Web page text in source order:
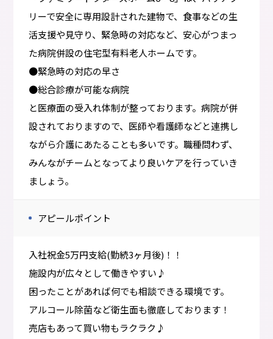
リーで安全に専用設計された建物で、食事などの生
活支援や見守り、緊急時の対応など、安心がつまっ
た病院併設の住宅型有料老人ホームです。
●緊急時の対応の早さ
●総合診療が可能な病院
と医療面の受入れ体制が整っております。病院が併
設されておりますので、医師や看護師などと連携し
ながら介護にあたることも多いです。職種問わず、
みんながチームとなってより良いケアを行っていき
ましょう。
アピールポイント
入社祝金5万円支給(勤続3ヶ月後)！！
施設内が広々として働きやすい♪
困ったことがあれば何でも相談できる環境です。
アルコール除菌など衛生面も徹底しております！
売店もあって買い物もラクラク♪